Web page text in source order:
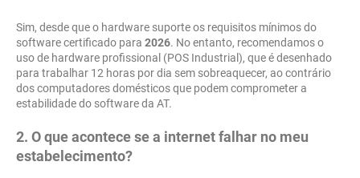
Sim, desde que o hardware suporte os requisitos mínimos do
software certificado para 2026. No entanto, recomendamos o
uso de hardware profissional (POS Industrial), que é desenhado
para trabalhar 12 horas por dia sem sobreaquecer, ao contrário
dos computadores domésticos que podem comprometer a
estabilidade do software da AT.
2. O que acontece se a internet falhar no meu
estabelecimento?